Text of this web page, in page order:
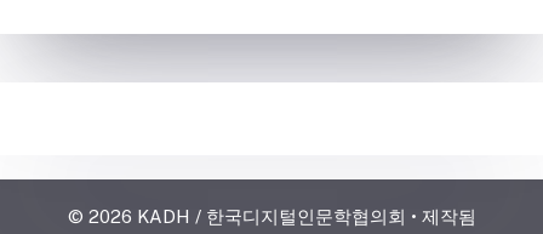
© 2026 KADH / 한국디지털인문학협의회 • 제작됨